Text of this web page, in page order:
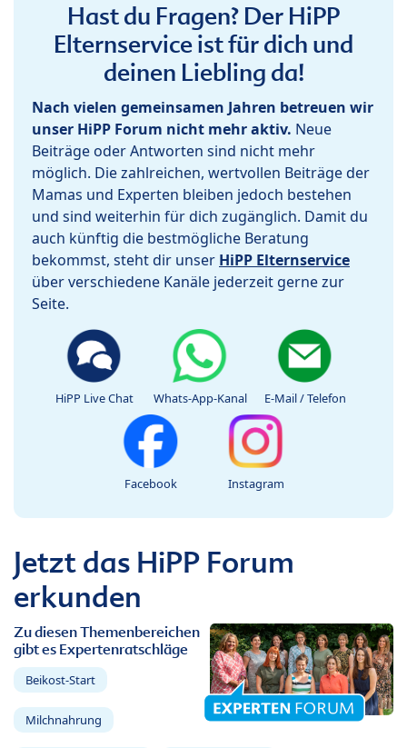
Hast du Fragen? Der HiPP
Elternservice ist für dich und
deinen Liebling da!
Nach vielen gemeinsamen Jahren betreuen wir
unser HiPP Forum nicht mehr aktiv. Neue
Beiträge oder Antworten sind nicht mehr
möglich. Die zahlreichen, wertvollen Beiträge der
Mamas und Experten bleiben jedoch bestehen
und sind weiterhin für dich zugänglich. Damit du
auch künftig die bestmögliche Beratung
bekommst, steht dir unser HiPP Elternservice
über verschiedene Kanäle jederzeit gerne zur
Seite.
HiPP Live Chat Whats-App-Kanal E-Mail / Telefon
Facebook Instagram
Jetzt das HiPP Forum
erkunden
Zu diesen Themenbereichen
gibt es Expertenratschläge
Beikost-Start
Milchnahrung